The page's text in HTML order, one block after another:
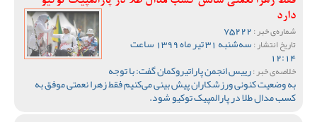
دارد
شماره‌ی خبر :
تاریخ انتشار : سه‌شنبه 31 تیر ماه 1399 ساعت
12:14
خلاصه‌ی خبر :رییس انجمن پاراتیروکمان گفت: با توجه
به وضعیت کنونی ورزشکاران پیش بینی می‌کنیم فقط زهرا نعمتی موفق به
کسب مدال طلا در پارالمپیک توکیو شود.